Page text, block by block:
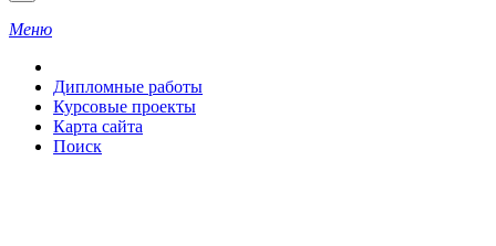
Меню
Дипломные работы
Курсовые проекты
Карта сайта
Поиск